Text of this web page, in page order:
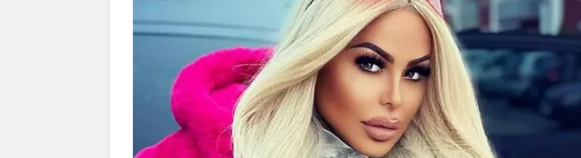
โชคลาภจะมาจากสิ่งศักดิ์สิทธิ์วันนี้เกณฑ์ชะตาโดด
เสี่ยงโชค จะมีโชคเข้ามาแบบไม่คาดคิด ด้านการทำ
การกระทำที่ไม่ดีแต่พูดไม่ได้ งานราชการอาจเข้าไปเ
FORGE BODY
Orthopedist: Very Few Know This
Knee Arthritis Trick
FRIDAY PLANS
Stop Waiting In
Viagra Is
7